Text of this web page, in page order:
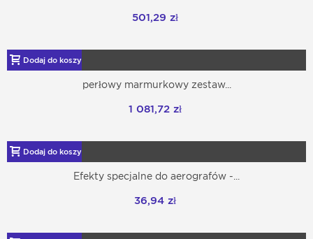
501,29 zł
Dodaj do koszyka
perłowy marmurkowy zestaw...
1 081,72 zł
Dodaj do koszyka
Efekty specjalne do aerografów -...
36,94 zł